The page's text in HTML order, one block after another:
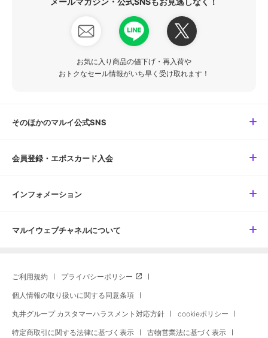
お気に入り商品の値下げ・再入荷や
おトクなセール情報がいち早く受け取れます！
そのほかのマルイ公式SNS
会員登録・エポスカード入会
インフォメーション
マルイウェブチャネルについて
ご利用規約 プライバシーポリシー
個人情報の取り扱いに関する同意条項
丸井グループ カスタマーハラスメント対応方針 cookieポリシー
特定商取引に関する法律に基づく表示 古物営業法に基づく表示